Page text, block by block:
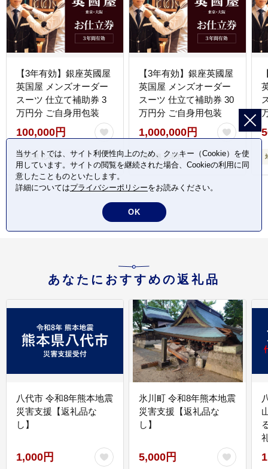
【3年有効】銀座英國屋
英国屋 メンズオーダー
スーツ 仕立て補助券 3
万円分 ご自身用包装
100,000円
埼玉県 北本市
【3年有効】銀座英國屋
英国屋 メンズオーダー
スーツ 仕立て補助券 30
万円分 ご自身用包装
1,000,000円
埼玉県 北本市
あなたにおすすめの返礼品
八代市 令和8年熊本地震
災害支援【返礼品な
し】
1,000円
氷川町 令和8年熊本地震
災害支援【返礼品な
し】
5,000円
当サイトでは、サイト利便性向上のため、クッキー（Cookie）を使
用しています。サイトの閲覧を継続された場合、Cookieの利用に同
意したことものといたします。
詳細についてはプライバシーポリシーをお読みください。
OK